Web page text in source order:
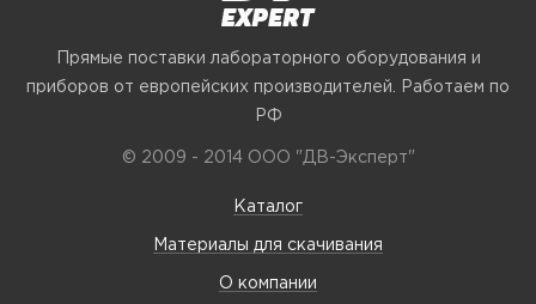
Прямые поставки лабораторного оборудования и
приборов от европейских производителей. Работаем по
РФ
© 2009 - 2014 ООО "ДВ-Эксперт"
Каталог
Материалы для скачивания
О компании